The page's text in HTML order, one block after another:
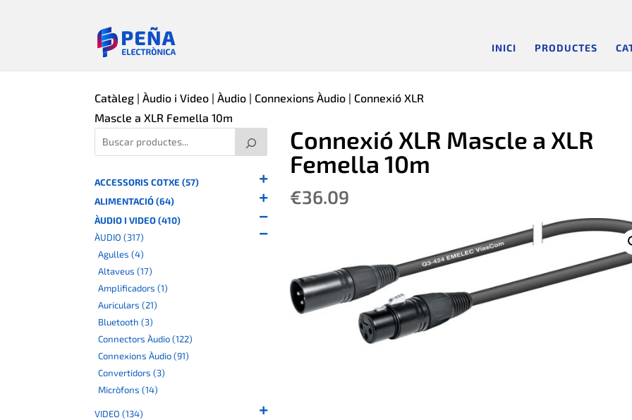
INICI PRODUCTES
Catàleg | Àudio i Video | Àudio | Connexions Àudio | Connexió XLR
Mascle a XLR Femella 10m
ACCESSORIS COTXE (57)
ALIMENTACIÓ (64)
ÀUDIO I VIDEO (410)
ÀUDIO (317)
Agulles (4)
Altaveus (17)
Amplificadors (1)
Auriculars (21)
Bluetooth (3)
Connectors Àudio (122)
Connexions Àudio (91)
Convertidors (3)
Micròfons (14)
VIDEO (134)
Connexió XLR Mascle a XLR
Femella 10m
€36.09